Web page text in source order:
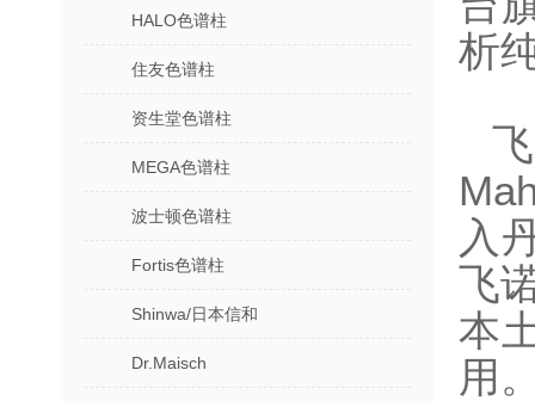
HALO色谱柱
住友色谱柱
资生堂色谱柱
MEGA色谱柱
波士顿色谱柱
Fortis色谱柱
Shinwa/日本信和
Dr.Maisch
析
入
飞
本
用